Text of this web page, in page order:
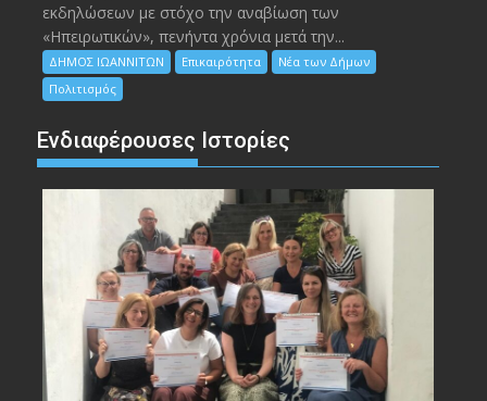
εκδηλώσεων με στόχο την αναβίωση των
«Ηπειρωτικών», πενήντα χρόνια μετά την...
ΔΗΜΟΣ ΙΩΑΝΝΙΤΩΝ Επικαιρότητα
Νέα των Δήμων
Πολιτισμός
Ενδιαφέρουσες Ιστορίες